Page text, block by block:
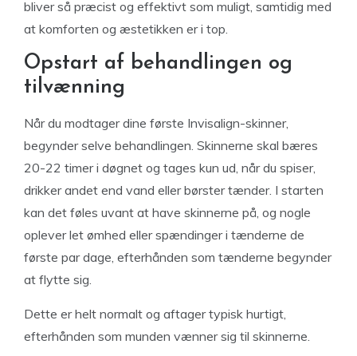
bliver så præcist og effektivt som muligt, samtidig med
at komforten og æstetikken er i top.
Opstart af behandlingen og
tilvænning
Når du modtager dine første Invisalign-skinner,
begynder selve behandlingen. Skinnerne skal bæres
20-22 timer i døgnet og tages kun ud, når du spiser,
drikker andet end vand eller børster tænder. I starten
kan det føles uvant at have skinnerne på, og nogle
oplever let ømhed eller spændinger i tænderne de
første par dage, efterhånden som tænderne begynder
at flytte sig.
Dette er helt normalt og aftager typisk hurtigt,
efterhånden som munden vænner sig til skinnerne.